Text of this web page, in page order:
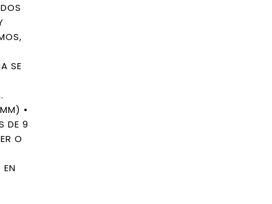
SE
•
DE 9
O
EN